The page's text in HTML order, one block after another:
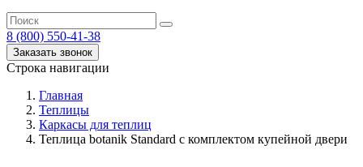
8 (800) 550-41-38
Заказать звонок
Строка навигации
Главная
Теплицы
Каркасы для теплиц
Теплица botanik Standard с комплектом купейной двери